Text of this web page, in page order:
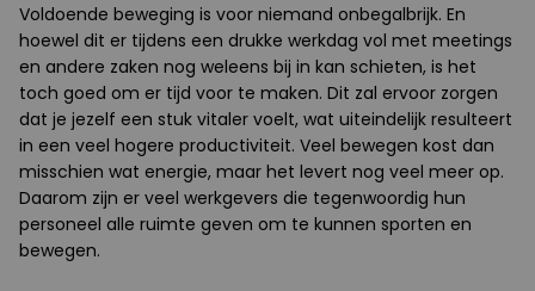
Voldoende beweging is voor niemand onbegalbrijk. En
hoewel dit er tijdens een drukke werkdag vol met meetings
en andere zaken nog weleens bij in kan schieten, is het
toch goed om er tijd voor te maken. Dit zal ervoor zorgen
dat je jezelf een stuk vitaler voelt, wat uiteindelijk resulteert
in een veel hogere productiviteit. Veel bewegen kost dan
misschien wat energie, maar het levert nog veel meer op.
Daarom zijn er veel werkgevers die tegenwoordig hun
personeel alle ruimte geven om te kunnen sporten en
bewegen.